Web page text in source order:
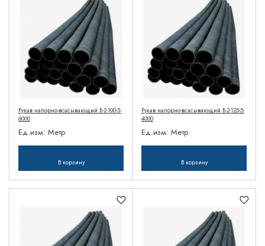
Рукав напорно-всасывающий Б-2-100-5-
6000
Ед.изм: Метр
В корзину
Рукав напорно-всасывающий Б-2-125-5-
4000
Ед.изм: Метр
В корзину